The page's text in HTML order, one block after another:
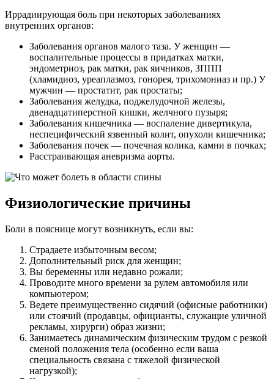
Иррадиирующая боль при некоторых заболеваниях
внутренних органов:
Заболевания органов малого таза. У женщин —
воспалительные процессы в придатках матки,
эндометриоз, рак матки, рак яичников, ЗППП
(хламидиоз, уреаплазмоз, гонорея, трихомониаз и пр.) У
мужчин — простатит, рак простаты;
Заболевания желудка, поджелудочной железы,
двенадцатиперстной кишки, желчного пузыря;
Заболевания кишечника — воспаление дивертикула,
неспецифический язвенный колит, опухоли кишечника;
Заболевания почек — почечная колика, камни в почках;
Расстраивающая аневризма аорты.
Физиологические причины
Боли в пояснице могут возникнуть, если вы:
Страдаете избыточным весом;
Дополнительный риск для женщин;
Вы беременны или недавно рожали;
Проводите много времени за рулем автомобиля или
компьютером;
Ведете преимущественно сидячий (офисные работники)
или стоячий (продавцы, официанты, служащие уличной
рекламы, хирурги) образ жизни;
Занимаетесь динамическим физическим трудом с резкой
сменой положения тела (особенно если ваша
специальность связана с тяжелой физической
нагрузкой);